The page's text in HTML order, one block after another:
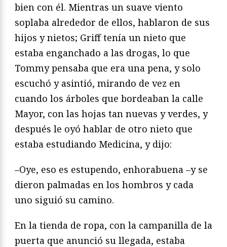
bien con él. Mientras un suave viento
soplaba alrededor de ellos, hablaron de sus
hijos y nietos; Griff tenía un nieto que
estaba enganchado a las drogas, lo que
Tommy pensaba que era una pena, y solo
escuchó y asintió, mirando de vez en
cuando los árboles que bordeaban la calle
Mayor, con las hojas tan nuevas y verdes, y
después le oyó hablar de otro nieto que
estaba estudiando Medicina, y dijo:
–Oye, eso es estupendo, enhorabuena –y se
dieron palmadas en los hombros y cada
uno siguió su camino.
En la tienda de ropa, con la campanilla de la
puerta que anunció su llegada, estaba